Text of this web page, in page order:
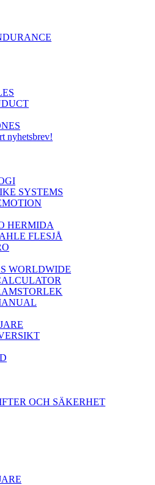
nyhetsbrev!
SYSTEMS
HERMIDA
FLESJÅ
WORLDWIDE
OCH SÄKERHET